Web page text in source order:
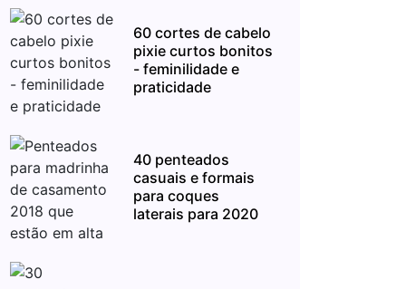
60 cortes de cabelo
pixie curtos bonitos
- feminilidade e
praticidade
40 penteados
casuais e formais
para coques
laterais para 2020